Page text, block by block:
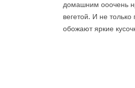
домашним ооочень
вегетой. И не только
обожают яркие